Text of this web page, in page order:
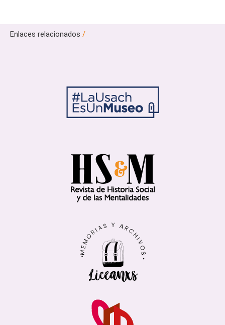
Enlaces relacionados /